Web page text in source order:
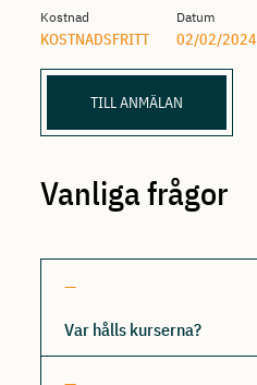
Kostnad
KOSTNADSFRITT
Datum
02/02/2024
TILL ANMÄLAN
Vanliga frågor
Var hålls kurserna?